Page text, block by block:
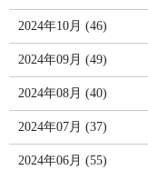
2024年10月 (46)
2024年09月 (49)
2024年08月 (40)
2024年07月 (37)
2024年06月 (55)